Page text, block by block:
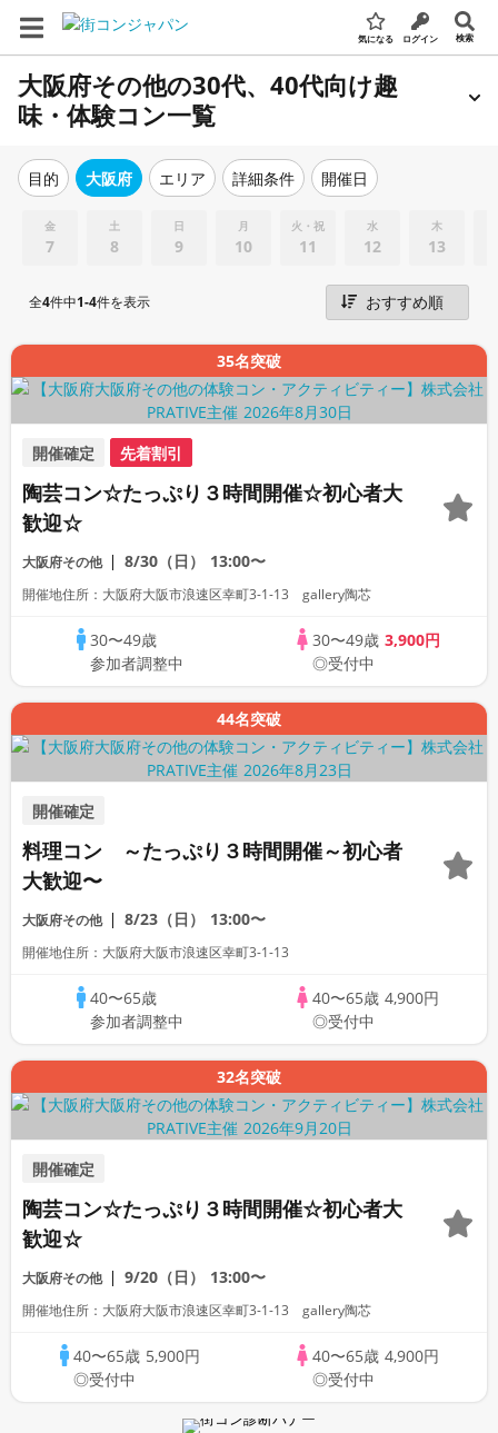
気になる ログイン 検索
大阪府その他の30代、40代向け趣
味・体験コン一覧
目的 大阪府 エリア 詳細条件 開催日
金
7
土
8
日
9
月
10
火・祝
11
水
12
木
13
全4件中1-4件を表示
35名突破
開催確定 先着割引
陶芸コン☆たっぷり３時間開催☆初心者大
歓迎☆
大阪府その他 8/30（日） 13:00〜
開催地住所：大阪府大阪市浪速区幸町3-1-13 gallery陶芯
30〜49歳
参加者調整中
30〜49歳 3,900円
◎受付中
44名突破
開催確定
料理コン ～たっぷり３時間開催～初心者
大歓迎〜
大阪府その他 8/23（日） 13:00〜
開催地住所：大阪府大阪市浪速区幸町3-1-13
40〜65歳
参加者調整中
40〜65歳 4,900円
◎受付中
32名突破
開催確定
陶芸コン☆たっぷり３時間開催☆初心者大
歓迎☆
大阪府その他 9/20（日） 13:00〜
開催地住所：大阪府大阪市浪速区幸町3-1-13 gallery陶芯
40〜65歳 5,900円
◎受付中
40〜65歳 4,900円
◎受付中